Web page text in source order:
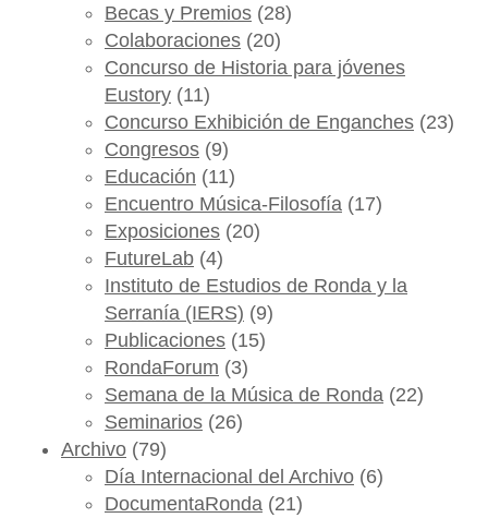
Becas y Premios (28)
Colaboraciones (20)
Concurso de Historia para jóvenes
Eustory (11)
Concurso Exhibición de Enganches (23)
Congresos (9)
Educación (11)
Encuentro Música-Filosofía (17)
Exposiciones (20)
FutureLab (4)
Instituto de Estudios de Ronda y la
Serranía (IERS) (9)
Publicaciones (15)
RondaForum (3)
Semana de la Música de Ronda (22)
Seminarios (26)
Archivo (79)
Día Internacional del Archivo (6)
DocumentaRonda (21)